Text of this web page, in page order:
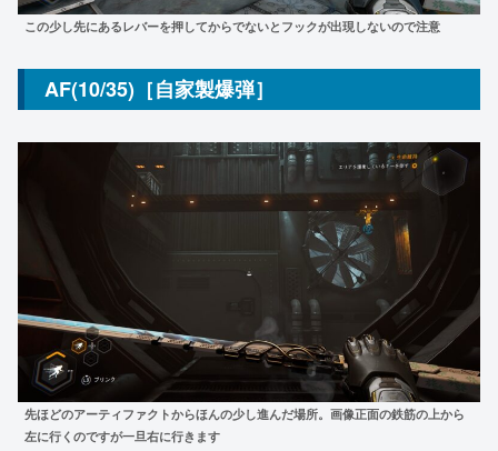
この少し先にあるレバーを押してからでないとフックが出現しないので注意
AF(10/35)［自家製爆弾］
先ほどのアーティファクトからほんの少し進んだ場所。画像正面の鉄筋の上から
左に行くのですが一旦右に行きます